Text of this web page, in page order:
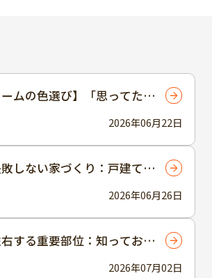
2026年06月22日
ームの色選び】「思ってた色
ロに！施工後の我が家がリ
カラーシミュレーション」
2026年06月26日
敗しない家づくり：戸建て住
気色＆素材」総合ランキン
2026年07月02日
する重要部位：知っておき
ツ」の名称と役割図鑑